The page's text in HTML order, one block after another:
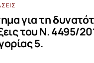
για τη
του Ν. 4495/
5.